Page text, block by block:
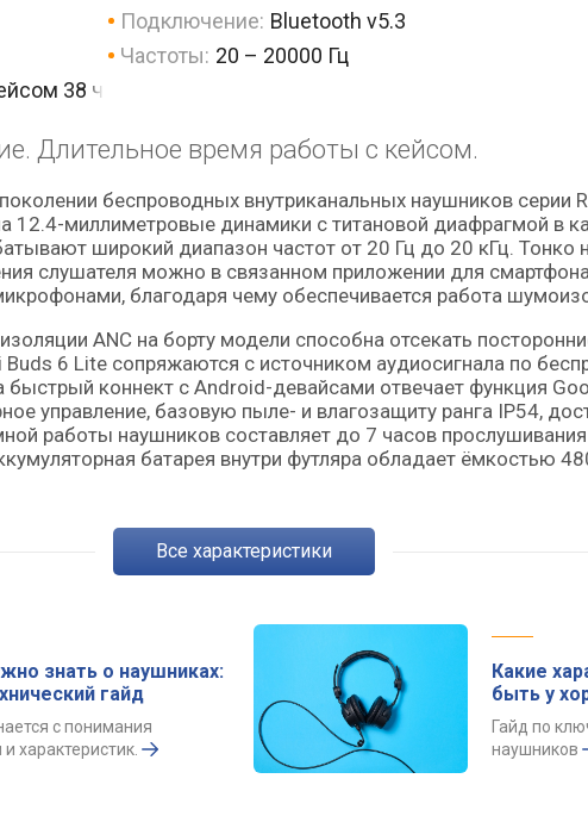
Подключение: Bluetooth v5.3
Частоты: 20 – 20000 Гц
38 ч
Длительное время работы с кейсом.
12.4-миллиметровые динамики с титановой диафрагмой в
широкий диапазон частот от 20 Гц до 20 кГц. Тонко
слушателя можно в связанном приложении для
благодаря чему обеспечивается работа
ANC на борту модели способна отсекать
6 Lite сопряжаются с источником аудиосигнала по
быстрый коннект с Android-девайсами отвечает функция
управление, базовую пыле- и влагозащиту ранга IP54,
работы наушников составляет до 7 часов
батарея внутри футляра обладает ёмкостью
Все характеристики
знать о наушниках:
гайд
с понимания
характеристик.
Какие
быть у
Гайд по
наушников